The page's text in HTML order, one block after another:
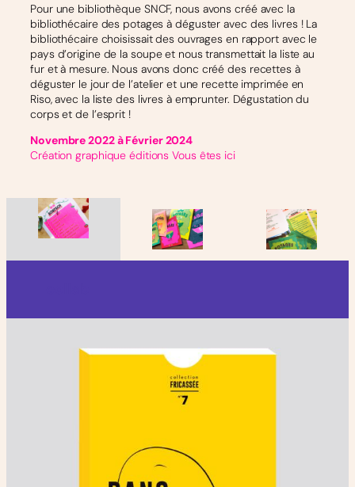
Pour une bibliothèque SNCF, nous avons créé avec la
bibliothécaire des potages à déguster avec des livres ! La
bibliothécaire choisissait des ouvrages en rapport avec le
pays d’origine de la soupe et nous transmettait la liste au
fur et à mesure. Nous avons donc créé des recettes à
déguster le jour de l’atelier et une recette imprimée en
Riso, avec la liste des livres à emprunter. Dégustation du
corps et de l’esprit !
Novembre 2022 à Février 2024
Création graphique éditions Vous êtes ici